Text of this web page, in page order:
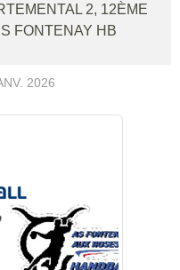
2, 12ÈME
FONTENAY HB
2026